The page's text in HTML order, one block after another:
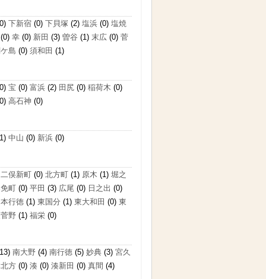
下新宿 (0) 下貝塚 (2) 塩浜 (0) 塩焼
幸 (0) 新田 (3) 曽谷 (1) 末広 (0) 菅
島 (0) 須和田 (1)
宝 (0) 富浜 (2) 田尻 (0) 稲荷木 (0)
高石神 (0)
中山 (0) 新浜 (0)
二俣新町 (0) 北方町 (1) 原木 (1) 堀之
町 (0) 平田 (3) 広尾 (0) 日之出 (0)
本行徳 (1) 東国分 (1) 東大和田 (0) 東
野 (1) 福栄 (0)
南大野 (4) 南行徳 (5) 妙典 (3) 宮久
方 (0) 湊 (0) 湊新田 (0) 真間 (4)